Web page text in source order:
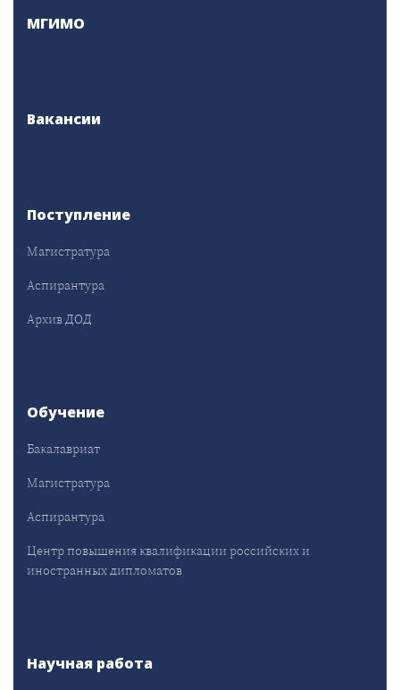
МГИМО
Вакансии
Поступление
Магистратура
Аспирантура
Архив ДОД
Обучение
Бакалавриат
Магистратура
Аспирантура
Центр повышения квалификации российских и
иностранных дипломатов
Научная работа